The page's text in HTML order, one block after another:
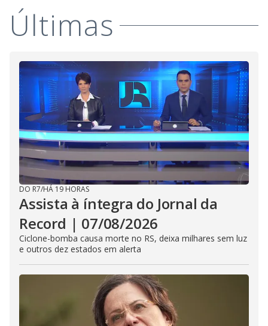
Últimas
DO R7/HÁ 19 HORAS
Assista à íntegra do Jornal da
Record | 07/08/2026
Ciclone-bomba causa morte no RS, deixa milhares sem luz
e outros dez estados em alerta